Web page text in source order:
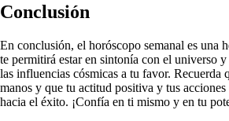
Conclusión
En conclusión, el horóscopo semanal es una
te permitirá estar en sintonía con el universo
las influencias cósmicas a tu favor. Recuerda
manos y que tu actitud positiva y tus
hacia el éxito. ¡Confía en ti mismo y en tu